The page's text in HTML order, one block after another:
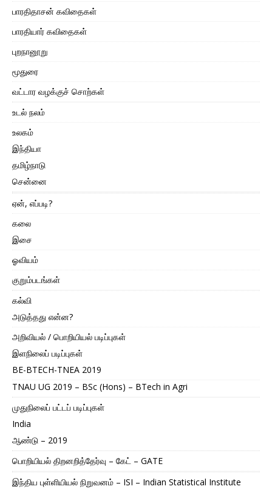
பாரதிதாசன் கவிதைகள்
பாரதியார் கவிதைகள்
புறநானூறு
மூதுரை
வட்டார வழக்குச் சொற்கள்
உடல் நலம்
உலகம்
இந்தியா
தமிழ்நாடு
சென்னை
ஏன், எப்படி?
கலை
இசை
ஓவியம்
குறும்படங்கள்
கல்வி
அடுத்தது என்ன?
அறிவியல் / பொறியியல் படிப்புகள்
இளநிலைப் படிப்புகள்
BE-BTECH-TNEA 2019
TNAU UG 2019 – BSc (Hons) – BTech in Agri
முதுநிலைப் பட்டப் படிப்புகள்
India
ஆண்டு – 2019
பொறியியல் திறனறித்தேர்வு – கேட் – GATE
இந்திய புள்ளியியல் நிறுவனம் – ISI – Indian Statistical Institute